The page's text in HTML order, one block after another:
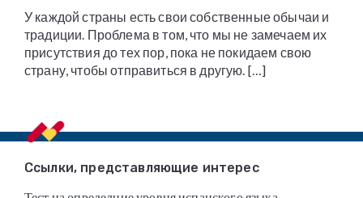
У каждой страны есть свои собственные обычаи и
традиции. Проблема в том, что мы не замечаем их
присутствия до тех пор, пока не покидаем свою
страну, чтобы отправиться в другую. […]
FooterСсылки, представляющие интерес